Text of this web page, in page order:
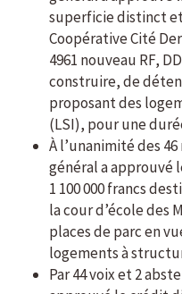
superficie distinct
Coopérative Cité
4961 nouveau RF,
construire, de
proposant des
(LSI), pour une
À l’unanimité des
général a approuvé
1 100 000 francs
la cour d’école des
places de parc en
logements à
Par 44 voix et 2